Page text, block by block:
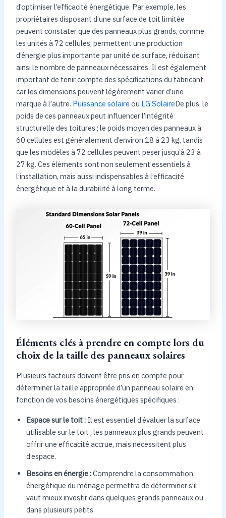
d’optimiser l’efficacité énergétique. Par exemple, les
propriétaires disposant d’une surface de toit limitée
peuvent constater que des panneaux plus grands, comme
les unités à 72 cellules, permettent une production
d’énergie plus importante par unité de surface, réduisant
ainsi le nombre de panneaux nécessaires. Il est également
important de tenir compte des spécifications du fabricant,
car les dimensions peuvent légèrement varier d’une
marque à l’autre. Puissance solaire ou LG SolaireDe plus, le
poids de ces panneaux peut influencer l’intégrité
structurelle des toitures ; le poids moyen des panneaux à
60 cellules est généralement d’environ 18 à 23 kg, tandis
que les modèles à 72 cellules peuvent peser jusqu’à 23 à
27 kg. Ces éléments sont non seulement essentiels à
l’installation, mais aussi indispensables à l’efficacité
énergétique et à la durabilité à long terme.
Éléments clés à prendre en compte lors du
choix de la taille des panneaux solaires
Plusieurs facteurs doivent être pris en compte pour
déterminer la taille appropriée d’un panneau solaire en
fonction de vos besoins énergétiques spécifiques :
Espace sur le toit :Il est essentiel d’évaluer la surface
utilisable sur le toit ; les panneaux plus grands peuvent
offrir une efficacité accrue, mais nécessitent plus
d’espace.
Besoins en énergie :Comprendre la consommation
énergétique du ménage permettra de déterminer s’il
vaut mieux investir dans quelques grands panneaux ou
dans plusieurs petits.